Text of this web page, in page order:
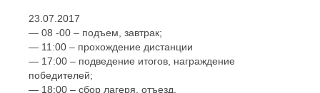
23.07.2017
— 08 -00 – подъем, завтрак;
— 11:00 – прохождение дистанции
— 17:00 – подведение итогов, награждение
победителей;
— 18:00 – сбор лагеря, отъезд.